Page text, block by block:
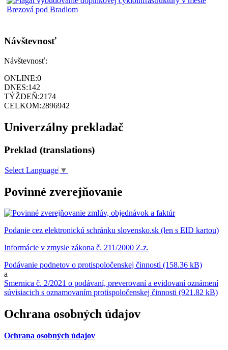
Návštevnosť
Návštevnosť:
ONLINE:0
DNES:142
TÝŽDEŇ:2174
CELKOM:2896942
Univerzálny prekladač
Preklad (translations)
Select Language ▼
Povinné zverejňovanie
Podanie cez elektronickú schránku slovensko.sk (len s EID kartou)
Informácie v zmysle zákona č. 211/2000 Z.z.
Podávanie podnetov o protispoločenskej činnosti (158.36 kB)
a
Smernica č. 2/2021 o podávaní, preverovaní a evidovaní oznámení
súvisiacich s oznamovaním protispoločenskej činnosti (921.82 kB)
Ochrana osobných údajov
Ochrana osobných údajov